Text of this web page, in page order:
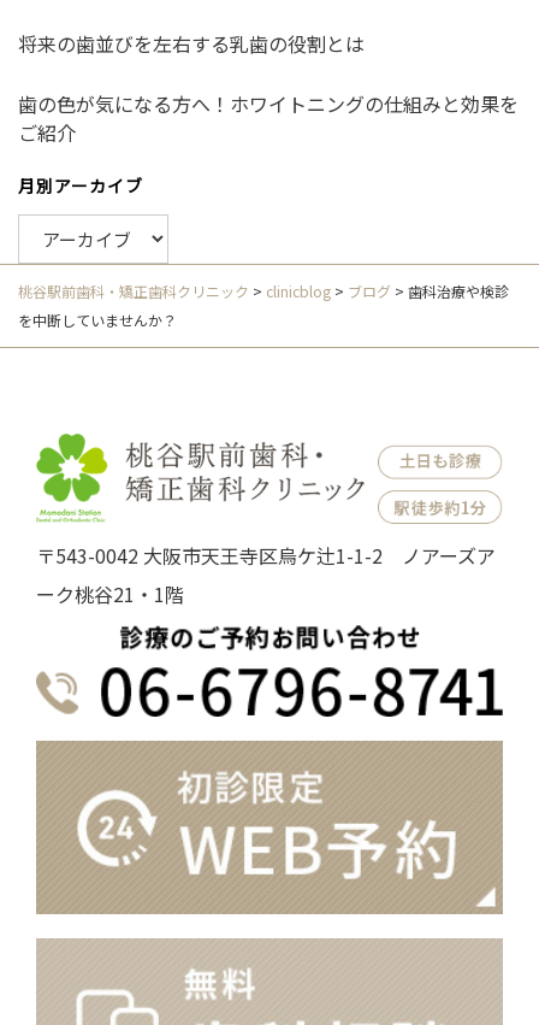
将来の歯並びを左右する乳歯の役割とは
歯の色が気になる方へ！ホワイトニングの仕組みと効果を
ご紹介
月別アーカイブ
桃谷駅前歯科・矯正歯科クリニック > clinicblog > ブログ > 歯科治療や検診
を中断していませんか？
〒543-0042 大阪市天王寺区烏ケ辻1-1-2 ノアーズア
ーク桃谷21・1階